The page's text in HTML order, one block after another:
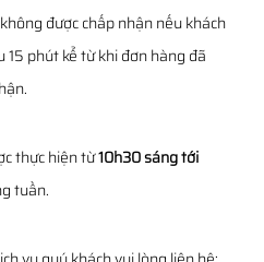
được chấp nhận nếu khách
phút kể từ khi đơn hàng đã
thực hiện từ10h30 sáng tới
tuần.